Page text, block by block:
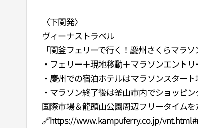
〈下関発〉
ヴィーナストラベル
「関釜フェリーで行く！慶州さくらマラソ
・フェリー＋現地移動＋マラソンエント
・慶州での宿泊ホテルはマラソンスター
・マラソン終了後は釜山市内でショッピ
国際市場＆龍頭山公園周辺フリータイムを
🔗https://www.kampuferry.co.jp/